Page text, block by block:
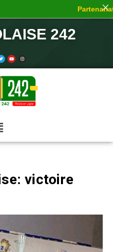
242
victoire
Partenariat